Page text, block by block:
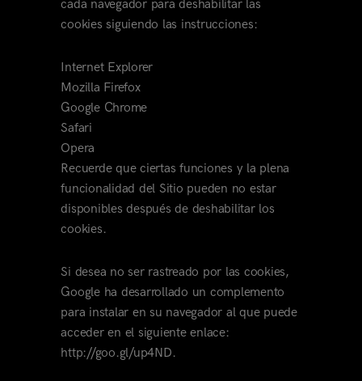
cada navegador para deshabilitar las
cookies siguiendo las instrucciones:
Internet Explorer
Mozilla Firefox
Google Chrome
Safari
Opera
Recuerde que ciertas funciones y la plena
funcionalidad del Sitio pueden no estar
disponibles después de deshabilitar los
cookies.
Si desea no ser rastreado por las cookies,
Google ha desarrollado un complemento
para instalar en su navegador al que puede
acceder en el siguiente enlace:
http://goo.gl/up4ND.